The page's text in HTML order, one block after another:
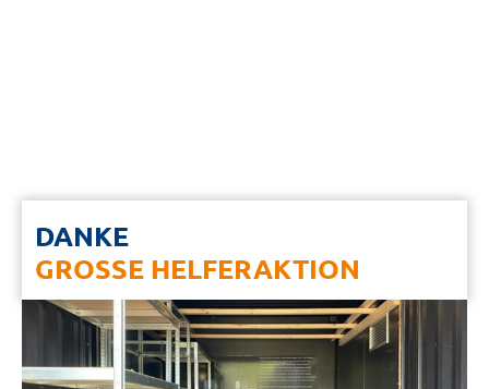
DANKE
GROSSE HELFERAKTION